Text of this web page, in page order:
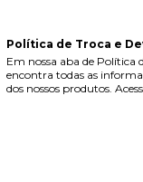
Política de Troca e
Em nossa aba de Política
encontra todas as
dos nossos produtos.